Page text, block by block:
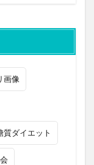
画像
質ダイエット